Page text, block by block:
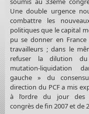
Une double urgence
combattre les
politiques que le capital
pu se donner en France
travailleurs ; dans le
refuser la dilution
mutation-liquidation
gauche » du
direction du PCF a mis
à l’ordre du jour des
congrès de fin 2007 et de